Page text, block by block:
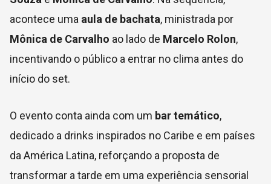
acontece uma aula de bachata, ministrada por
Mônica de Carvalho ao lado de Marcelo Rolon,
incentivando o público a entrar no clima antes do
início do set.
O evento conta ainda com um bar temático,
dedicado a drinks inspirados no Caribe e em países
da América Latina, reforçando a proposta de
transformar a tarde em uma experiência sensorial